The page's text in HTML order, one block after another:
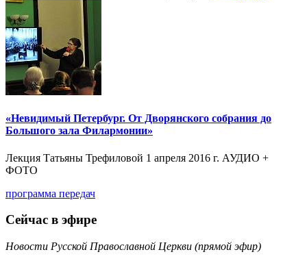
«Невидимый Петербург. От Дворянского собрания до
Большого зала Филармонии»
Лекция Татьяны Трефиловой 1 апреля 2016 г. АУДИО +
ФОТО
программа передач
Сейчас в эфире
Новости Русской Православной Церкви (прямой эфир)